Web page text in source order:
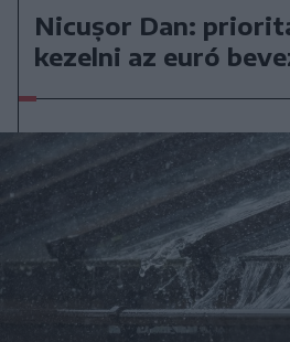
Nicușor Dan:
kezelni az euró